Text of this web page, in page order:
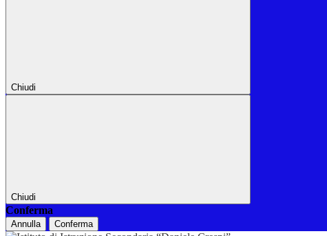
Chiudi
Chiudi
Conferma
Annulla Conferma